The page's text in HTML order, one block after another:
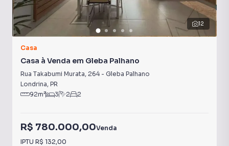
12
Casa
Casa à Venda em Gleba Palhano
Rua Takabumi Murata, 264- Gleba Palhano
Londrina, PR
92m² 3 2 2
R$ 780.000,00Venda
IPTU R$ 132,00